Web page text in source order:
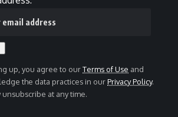
up, you agree to ourTerms of Use and
the data practices in ourPrivacy Policy.
unsubscribe at any time.